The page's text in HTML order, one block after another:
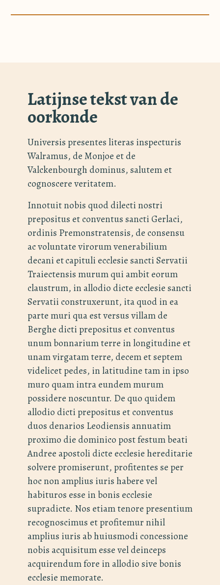
Latijnse tekst van de
oorkonde
Universis presentes literas inspecturis
Walramus, de Monjoe et de
Valckenbourgh dominus, salutem et
cognoscere veritatem.
Innotuit nobis quod dilecti nostri
prepositus et conventus sancti Gerlaci,
ordinis Premonstratensis, de consensu
ac voluntate virorum venerabilium
decani etcapituli ecclesie sancti Servatii
Traiectensis murum qui ambit eorum
claustrum, in allodio dicte ecclesie sancti
Servatii construxerunt, ita quod in ea
parte muri qua est versus villam de
Berghe dicti prepositus et conventus
unum bonnarium terre in longitudine et
unam virgatam terre, decem et septem
videlicet pedes, in latitudine tam in ipso
muro quam intra eundem murum
possidere noscuntur. De quo quidem
allodio dicti prepositus et conventus
duos denarios Leodiensis annuatim
proximo die dominico post festum beati
Andree apostoli dicte ecclesie hereditarie
solvere promiserunt, profitentes se per
hoc non amplius iuris habere vel
habituros esse in bonis ecclesie
supradicte. Nos etiam tenore presentium
recognoscimus et profitemur nihil
amplius iuris ab huiusmodi concessione
nobis acquisitum esse vel deinceps
acquirendum fore in allodio sive bonis
ecclesie memorate.